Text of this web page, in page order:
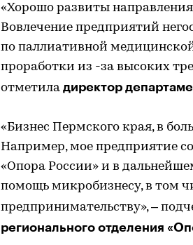
«Хорошо развиты
Вовлечение предприятий
по паллиативной
проработки из -за высоких
отметила директор
«Бизнес Пермского края, в
Например, мое предприятие
«Опора России» и в
помощь микробизнесу, в том
предпринимательству», –
регионального отделения